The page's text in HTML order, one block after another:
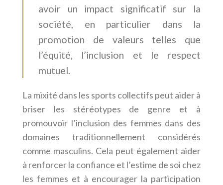
avoir un impact significatif sur la
société, en particulier dans la
promotion de valeurs telles que
l’équité, l’inclusion et le respect
mutuel.
La mixité dans les sports collectifs peut aider à
briser les stéréotypes de genre et à
promouvoir l’inclusion des femmes dans des
domaines traditionnellement considérés
comme masculins. Cela peut également aider
à renforcer la confiance et l’estime de soi chez
les femmes et à encourager la participation